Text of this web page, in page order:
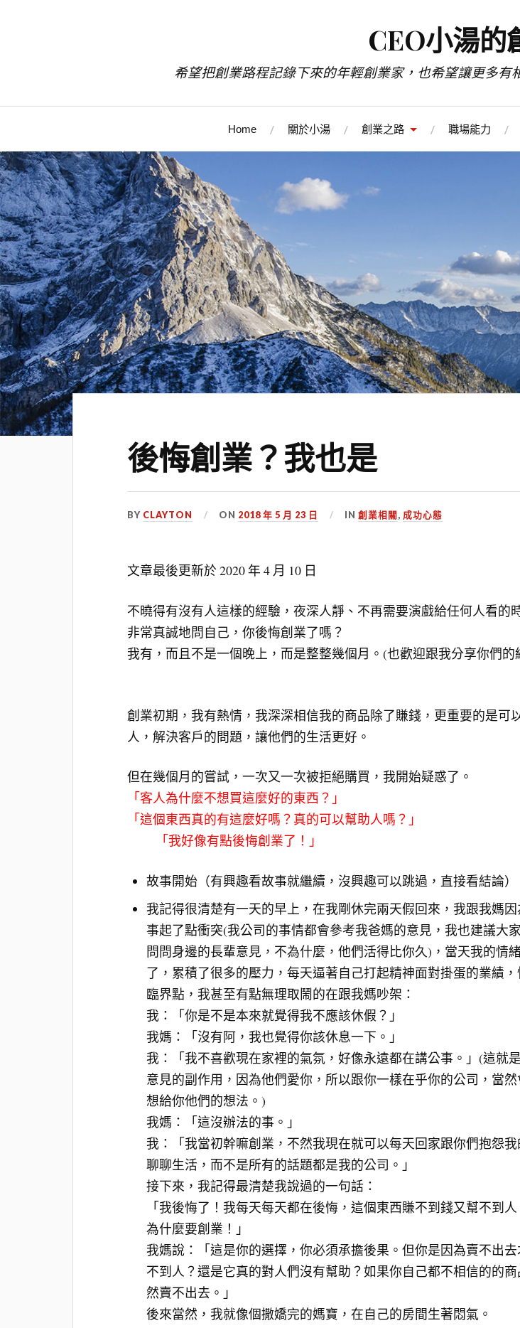
CEO小湯的
希望把創業路程記錄下來的年輕創業家，也希望讓更多有
Home 關於小湯 創業之路 職場能力
後悔創業？我也是
BY CLAYTON ON 2018 年 5 月 23 日 IN創業相關, 成功心態
文章最後更新於2020 年 4 月 10 日
不曉得有沒有人這樣的經驗，夜深人靜、不再需要演戲給任何人看的
非常真誠地問自己，你後悔創業了嗎？
我有，而且不是一個晚上，而是整整幾個月。(也歡迎跟我分享你們的
創業初期，我有熱情，我深深相信我的商品除了賺錢，更重要的是可
人，解決客戶的問題，讓他們的生活更好。
但在幾個月的嘗試，一次又一次被拒絕購買，我開始疑惑了。
「客人為什麼不想買這麼好的東西？」
「這個東西真的有這麼好嗎？真的可以幫助人
「我好像有點後悔創業了！」
故事開始（有興趣看故事就繼續，沒興趣可以跳過，直接看結論）
我記得很清楚有一天的早上，在我剛休完兩天假回來，我跟我媽
事起了點衝突(我公司的事情都會參考我爸媽的意見，我也建議大
問問身邊的長輩意見，不為什麼，他們活得比你久)，當天我的情
了，累積了很多的壓力，每天逼著自己打起精神面對掛蛋的業績
臨界點，我甚至有點無理取鬧的在跟我媽吵架：
我：「你是不是本來就覺得我不應該休假？」
我媽：「沒有阿，我也覺得你該休息一下。」
我：「我不喜歡現在家裡的氣氛，好像永遠都在講公事。」(這就
意見的副作用，因為他們愛你，所以跟你一樣在乎你的公司，當
想給你他們的想法。)
我媽：「這沒辦法的事。」
我：「我當初幹嘛創業，不然我現在就可以每天回家跟你們抱怨我
聊聊生活，而不是所有的話題都是我的公司。」
接下來，我記得最清楚我說過的一句話：
「我後悔了！我每天每天都在後悔，這個東西賺不到錢又幫不到
為什麼要創業！」
我媽說：「這是你的選擇，你必須承擔後果。但你是因為賣不出
不到人？還是它真的對人們沒有幫助？如果你自己都不相信的的
然賣不出去。」
後來當然，我就像個撒嬌完的媽寶，在自己的房間生著悶氣。